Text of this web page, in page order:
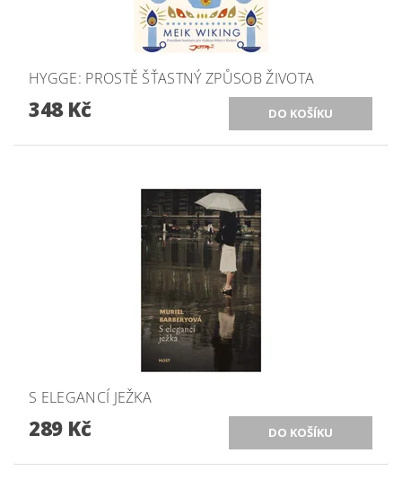
HYGGE: PROSTĚ ŠŤASTNÝ ZPŮSOB ŽIVOTA
348 Kč
S ELEGANCÍ JEŽKA
289 Kč